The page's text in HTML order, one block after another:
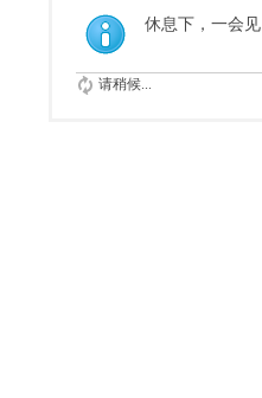
休息下，一会见
请稍候...